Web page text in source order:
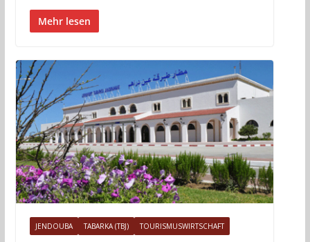
Mehr lesen
JENDOUBA TABARKA (TBJ) TOURISMUSWIRTSCHAFT